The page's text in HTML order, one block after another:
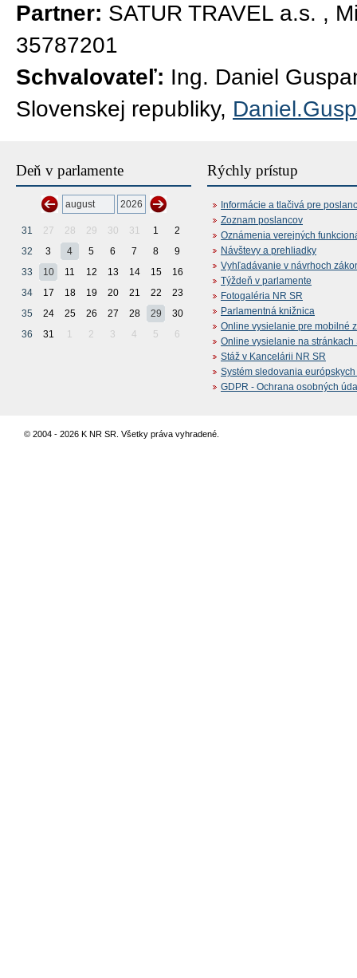
Partner: SATUR TRAVEL a.s. ,
35787201
Schvalovateľ: Ing. Daniel
Slovenskej republiky,
Deň v parlamente
31 27 28 29 30 31 1
2
32
3 4 5 6 7 8
9
33
10 11 12 13 14 15
16
34
17 18 19 20 21 22
23
35
24 25 26 27 28 29
30
36
31 1 2 3 4 5 6
Rýchly prístup
Informácie a tlačivá pre
Zoznam poslancov
Oznámenia verejných
Návštevy a prehliadky
Vyhľadávanie v návrhoch
Týždeň v parlamente
Fotogaléria NR SR
Parlamentná knižnica
Online vysielanie pre mobilné
Online vysielanie na stránkach
Stáž v Kancelárii NR SR
Systém sledovania
GDPR - Ochrana osobných
© 2004 - 2026 K NR SR. Všetky práva vyhradené.